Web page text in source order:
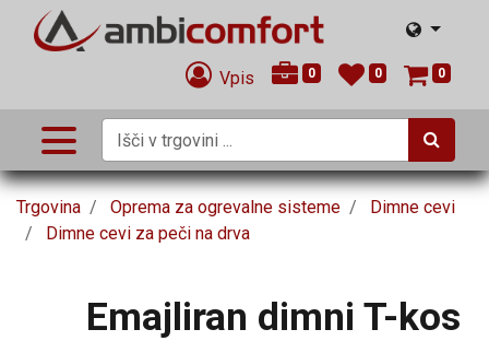
Vpis 0 0 0
Trgovina Oprema za ogrevalne sisteme
Dimne cevi
Dimne cevi za peči na drva
Emajliran dimni T-kos